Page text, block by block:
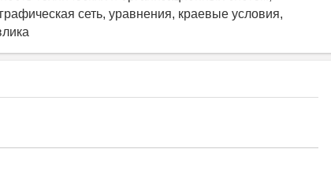
сеть, уравнения, краевые условия,